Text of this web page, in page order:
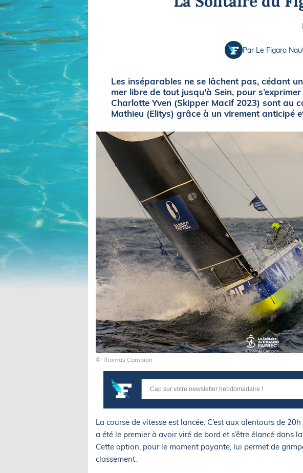
Plongée
Glisse
Par Le Figaro
Les inséparables ne se lâchent pas, cédant
mer libre de tout jusqu'à Sein, pour
Charlotte Yven (Skipper Macif 2023) sont au
Mathieu (Elitys) grâce à un virement anticipé
© Thomas Campion
La course de vitesse est lancée. C’est aux alentours de
a été le premier à avoir viré de bord et s’être élancé dans
Cette option, pour le moment payante, lui permet de
classement.